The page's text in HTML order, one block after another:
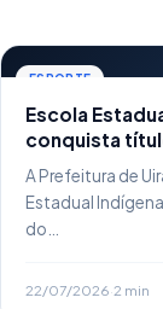
ESPORTE
Escola
conquista
Roraima 2026
A Prefeitura de
Estadual
do…
22/07/2026·2 min